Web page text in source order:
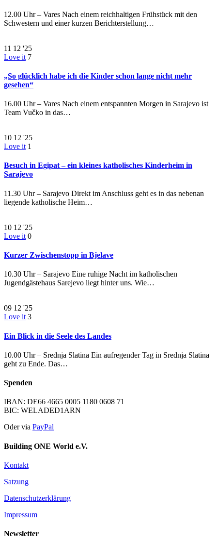
12.00 Uhr – Vares Nach einem reichhaltigen Frühstück mit den
Schwestern und einer kurzen Berichterstellung…
11 12 '25
Love it 7
„So glücklich habe ich die Kinder schon lange nicht mehr
gesehen“
16.00 Uhr – Vares Nach einem entspannten Morgen in Sarajevo ist
Team Vučko in das…
10 12 '25
Love it 1
Besuch in Egipat – ein kleines katholisches Kinderheim in
Sarajevo
11.30 Uhr – Sarajevo Direkt im Anschluss geht es in das nebenan
liegende katholische Heim…
10 12 '25
Love it 0
Kurzer Zwischenstopp in Bjelave
10.30 Uhr – Sarajevo Eine ruhige Nacht im katholischen
Jugendgästehaus Sarejevo liegt hinter uns. Wie…
09 12 '25
Love it 3
Ein Blick in die Seele des Landes
10.00 Uhr – Srednja Slatina Ein aufregender Tag in Srednja Slatina
geht zu Ende. Das…
Spenden
IBAN: DE66 4665 0005 1180 0608 71
BIC: WELADED1ARN
Oder via PayPal
Building ONE World e.V.
Kontakt
Satzung
Datenschutzerklärung
Impressum
Newsletter